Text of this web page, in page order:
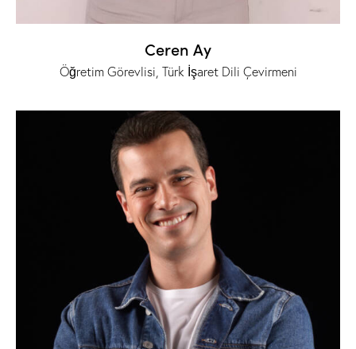
Ceren Ay
Öğretim Görevlisi, Türk İşaret Dili Çevirmeni